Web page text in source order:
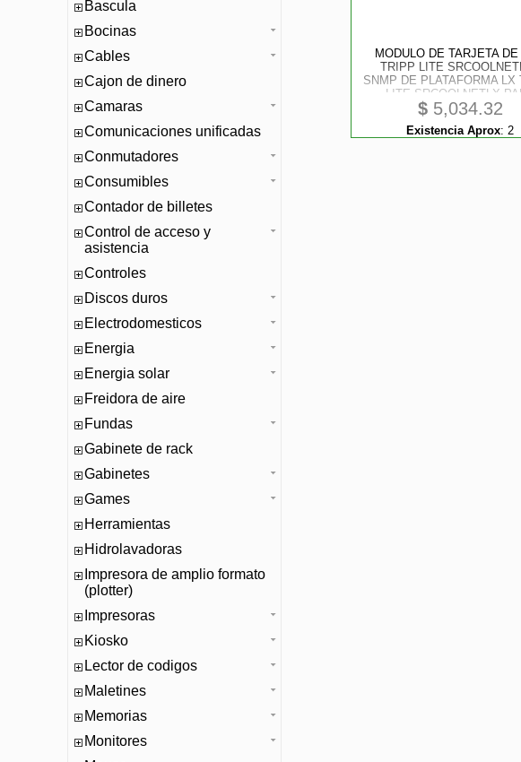
Bascula
Bocinas
Cables
Cajon de dinero
Camaras
Comunicaciones unificadas
Conmutadores
Consumibles
Contador de billetes
Control de acceso y
asistencia
Controles
Discos duros
Electrodomesticos
Energia
Energia solar
Freidora de aire
Fundas
Gabinete de rack
Gabinetes
Games
Herramientas
Hidrolavadoras
Impresora de amplio formato
(plotter)
Impresoras
Kiosko
Lector de codigos
Maletines
Memorias
Monitores
MODULO DE TARJETA
TRIPP LITE
SNMP DE PLATAFORMA LX
LITE SRCOOLNETLX
ADMINISTRACIN REMOTA
ENFRIAMIENTO PARA
SRCOOL12K
$5,034.32
Existencia Aprox: 2